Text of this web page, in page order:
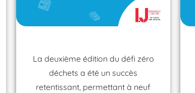
La deuxième édition du défi zéro
déchets a été un succès
retentissant, permettant à neuf